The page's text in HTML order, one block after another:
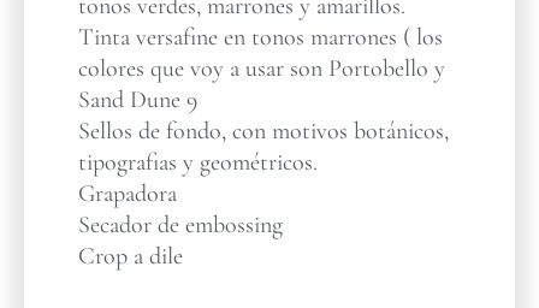
tonos verdes, marrones y amarillos.
Tinta versafine en tonos marrones ( los
colores que voy a usar son Portobello y
Sand Dune 9
Sellos de fondo, con motivos botánicos,
tipografias y geométricos.
Grapadora
Secador de embossing
Crop a dile